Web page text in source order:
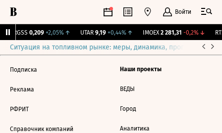
Войти
RGSS 0,209 +2,05%↑ UTAR 9,19 +0,44%↑ IMOEX 2 281,31 -0,2%↓
Ситуация на топливном рынке: меры, динамика, прогнозы
Подписка
Реклама
РФРИТ
Справочник компаний
Наши проекты
ВЕДЫ
Город
Аналитика